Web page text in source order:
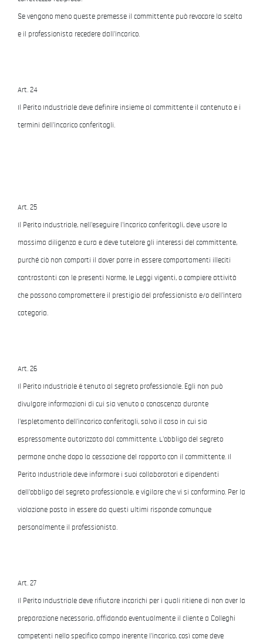
Se vengono meno queste premesse il committente può revocare la scelta
e il professionista recedere dall'incarico.
Art. 24
Il Perito Industriale deve definire insieme al committente il contenuto e i
termini dell'incarico conferitogli.
Art. 25
Il Perito Industriale, nell'eseguire l'incarico conferitogli, deve usare la
massima diligenza e cura e deve tutelare gli interessi del committente,
purché ciò non comporti il dover porre in essere comportamenti illeciti
contrastanti con le presenti Norme, le Leggi vigenti, o compiere attività
che possano compromettere il prestigio del professionista e/o dell'intera
categoria.
Art. 26
Il Perito Industriale é tenuto al segreto professionale. Egli non può
divulgare informazioni di cui sia venuto a conoscenza durante
l'espletamento dell'incarico conferitogli, salvo il caso in cui sia
espressamente autorizzato dal committente. L'obbligo del segreto
permane anche dopo la cessazione del rapporto con il committente. Il
Perito Industriale deve informare i suoi collaboratori e dipendenti
dell'obbligo del segreto professionale, e vigilare che vi si conformino. Per la
violazione posta in essere da questi ultimi risponde comunque
personalmente il professionista.
Art. 27
Il Perito Industriale deve rifiutare incarichi per i quali ritiene di non aver la
preparazione necessaria, affidando eventualmente il cliente a Colleghi
competenti nello specifico campo inerente l'incarico, così come deve